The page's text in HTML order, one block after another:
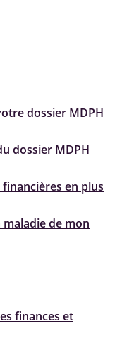
dossier MDPH
dossier MDPH
en plus
de mon
finances et